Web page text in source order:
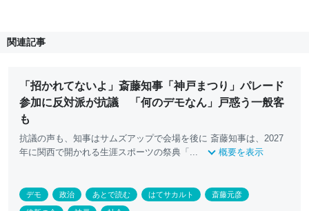
関連記事
「招かれてないよ」斎藤知事「神戸まつり」パレード
参加に反対派が抗議 「何のデモなん」戸惑う一般客
も
抗議の声も、知事はサムズアップで会場を後に 斎藤知事は、2027
年に関西で開かれる生涯スポーツの祭典「...
概要を表示
デモ 政治 あとで読む はてサカルト 斎藤元彦